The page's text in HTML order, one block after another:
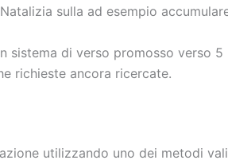
sulla ad esempio
sistema di verso promosso verso
richieste ancora ricercate.
utilizzando uno dei metodi